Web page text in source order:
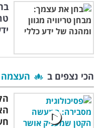
הכי נצפים ב העצמה